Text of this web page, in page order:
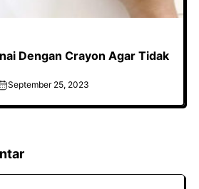
Dengan Crayon Agar Tidak
September 25, 2023